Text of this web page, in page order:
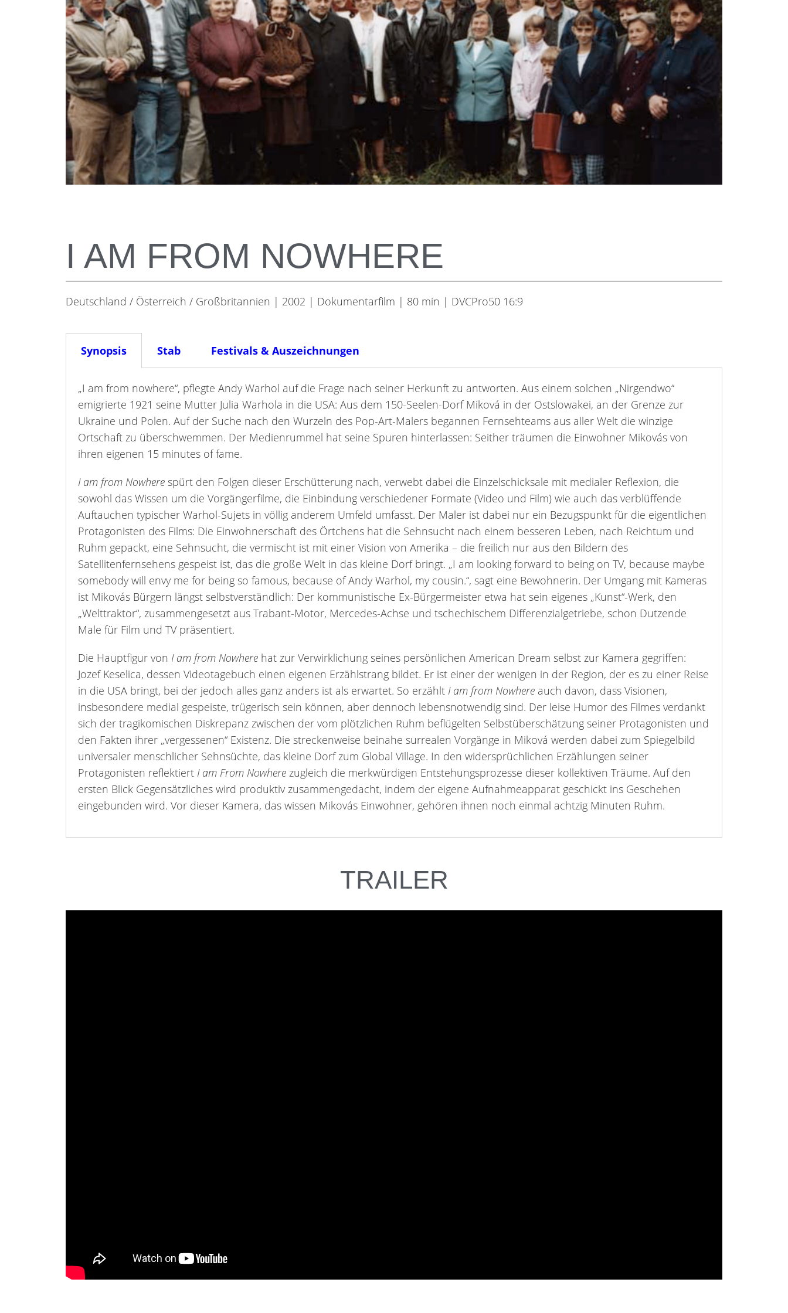
I AM FROM NOWHERE
Deutschland / Österreich / Großbritannien | 2002 | Dokumentarfilm | 80 min | DVCPro50 16:9
Synopsis Stab Festivals & Auszeichnungen
„I am from nowhere“, pflegte Andy Warhol auf die Frage nach seiner Herkunft zu antworten. Aus einem solchen „Nirgendwo“
emigrierte 1921 seine Mutter Julia Warhola in die USA: Aus dem 150-Seelen-Dorf Miková in der Ostslowakei, an der Grenze zur
Ukraine und Polen. Auf der Suche nach den Wurzeln des Pop-Art-Malers begannen Fernsehteams aus aller Welt die winzige
Ortschaft zu überschwemmen. Der Medienrummel hat seine Spuren hinterlassen: Seither träumen die Einwohner Mikovás von
ihren eigenen 15 minutes of fame.
I am from Nowhere spürt den Folgen dieser Erschütterung nach, verwebt dabei die Einzelschicksale mit medialer Reflexion, die
sowohl das Wissen um die Vorgängerfilme, die Einbindung verschiedener Formate (Video und Film) wie auch das verblüffende
Auftauchen typischer Warhol-Sujets in völlig anderem Umfeld umfasst. Der Maler ist dabei nur ein Bezugspunkt für die eigentlichen
Protagonisten des Films: Die Einwohnerschaft des Örtchens hat die Sehnsucht nach einem besseren Leben, nach Reichtum und
Ruhm gepackt, eine Sehnsucht, die vermischt ist mit einer Vision von Amerika – die freilich nur aus den Bildern des
Satellitenfernsehens gespeist ist, das die große Welt in das kleine Dorf bringt. „I am looking forward to being on TV, because maybe
somebody will envy me for being so famous, because of Andy Warhol, my cousin.“, sagt eine Bewohnerin. Der Umgang mit Kameras
ist Mikovás Bürgern längst selbstverständlich: Der kommunistische Ex-Bürgermeister etwa hat sein eigenes „Kunst“-Werk, den
„Welttraktor“, zusammengesetzt aus Trabant-Motor, Mercedes-Achse und tschechischem Differenzialgetriebe, schon Dutzende
Male für Film und TV präsentiert.
Die Hauptfigur von I am from Nowhere hat zur Verwirklichung seines persönlichen American Dream selbst zur Kamera gegriffen:
Jozef Keselica, dessen Videotagebuch einen eigenen Erzählstrang bildet. Er ist einer der wenigen in der Region, der es zu einer Reise
in die USA bringt, bei der jedoch alles ganz anders ist als erwartet. So erzählt I am from Nowhere auch davon, dass Visionen,
insbesondere medial gespeiste, trügerisch sein können, aber dennoch lebensnotwendig sind. Der leise Humor des Filmes verdankt
sich der tragikomischen Diskrepanz zwischen der vom plötzlichen Ruhm beflügelten Selbstüberschätzung seiner Protagonisten und
den Fakten ihrer „vergessenen“ Existenz. Die streckenweise beinahe surrealen Vorgänge in Miková werden dabei zum Spiegelbild
universaler menschlicher Sehnsüchte, das kleine Dorf zum Global Village. In den widersprüchlichen Erzählungen seiner
Protagonisten reflektiert I am From Nowhere zugleich die merkwürdigen Entstehungsprozesse dieser kollektiven Träume. Auf den
ersten Blick Gegensätzliches wird produktiv zusammengedacht, indem der eigene Aufnahmeapparat geschickt ins Geschehen
eingebunden wird. Vor dieser Kamera, das wissen Mikovás Einwohner, gehören ihnen noch einmal achtzig Minuten Ruhm.
TRAILER